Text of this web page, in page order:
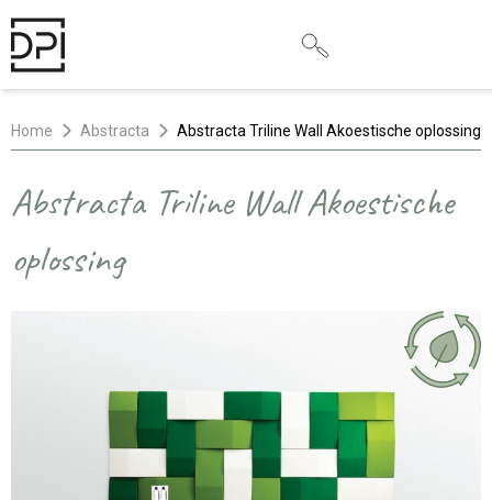
Home Abstracta Abstracta Triline Wall Akoestische oplossing
Abstracta Triline Wall Akoestische
oplossing